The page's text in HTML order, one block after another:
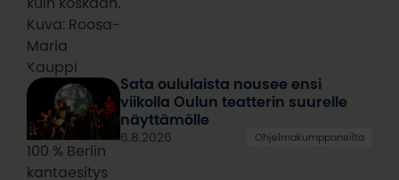
Kuva: Roosa-
Maria
Kauppi
100 % Berlin
kantaesitys
Sata oululaista nousee ensi
viikolla Oulun teatterin suurelle
näyttämölle
6.8.2026 Ohjelmakumppaneilta